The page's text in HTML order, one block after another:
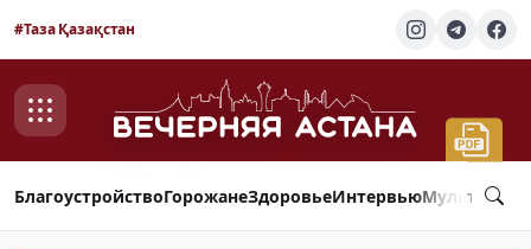
#Таза Қазақстан
БлагоустройствоГорожанеЗдоровьеИнтервью